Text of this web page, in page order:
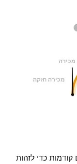
מכירה
מכירה חזקה
כדי לזהות